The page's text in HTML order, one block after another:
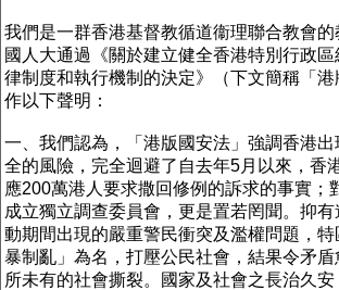
我們是一群香港基督教循道衞理聯合教會
國人大通過《關於建立健全香港特別行政
律制度和執行機制的決定》（下文簡稱「
作以下聲明：
一、我們認為，「港版國安法」強調香港
全的風險，完全迴避了自去年5月以來，香
應200萬港人要求撒回修例的訴求的事實；
成立獨立調查委員會，更是置若罔聞。抑
動期間出現的嚴重警民衝突及濫權問題，
暴制亂」為名，打壓公民社會，結果令矛
所未有的社會撕裂。國家及社會之長治久